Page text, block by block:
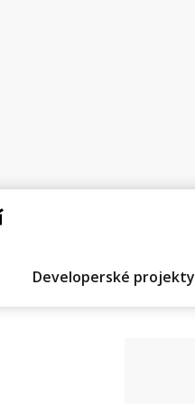
Developerské projekty